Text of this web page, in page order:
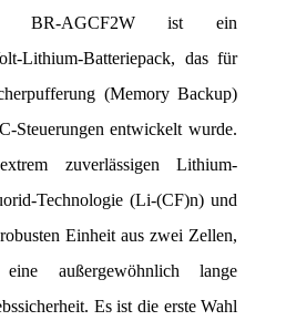
BR-AGCF2W ist ein
Lithium-Batteriepack, das für
(Memory Backup)
Steuerungen entwickelt wurde.
zuverlässigen Lithium-
Technologie (Li-(CF)n) und
Einheit aus zwei Zellen,
außergewöhnlich lange
Es ist die erste Wahl